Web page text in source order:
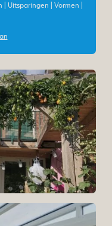
Uitsparingen | Vormen |